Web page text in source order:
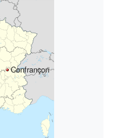
Confrançon